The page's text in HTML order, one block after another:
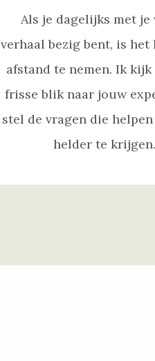
Als je dagelijks met je
verhaal bezig bent, is het
afstand te nemen. Ik kijk
frisse blik naar jouw
stel de vragen die
helder te krijgen.